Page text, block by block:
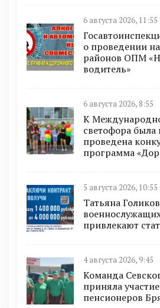
6 августа 2026, 11:55
о проведении
районов ОПМ
водитель»
6 августа 2026, 8:55
К
светофора была
проведена
программа
5 августа 2026, 10:55
Татьяна
привлекают
4 августа 2026, 9:45
Команда
приняла
пенсионеров